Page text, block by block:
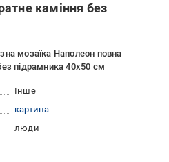
каміння без
мозаїка Наполеон повна
підрамника 40х50 см
Інше
картина
люди